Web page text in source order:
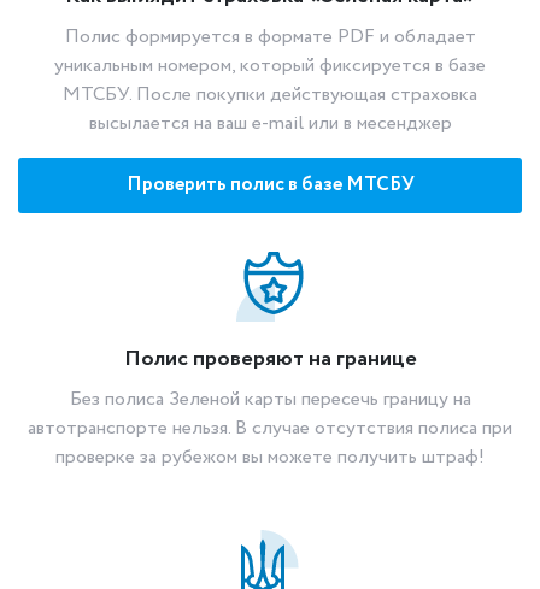
Полис формируется в формате PDF и обладает
уникальным номером, который фиксируется в базе
МТСБУ. После покупки действующая страховка
высылается на ваш e-mail или в месенджер
Проверить полис в базе МТСБУ
Полис проверяют на границе
Без полиса Зеленой карты пересечь границу на
автотранспорте нельзя. В случае отсутствия полиса при
проверке за рубежом вы можете получить штраф!